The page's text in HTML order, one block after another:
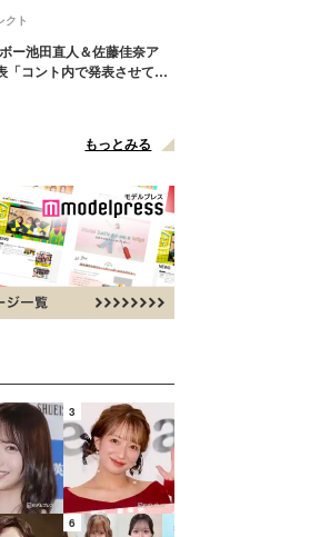
クト
ー池田直人＆佐藤佳奈ア
「コント内で発表させてい
もっとみる
3
6